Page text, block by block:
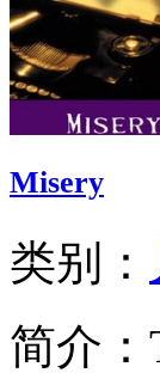
Misery
类别：
简介：